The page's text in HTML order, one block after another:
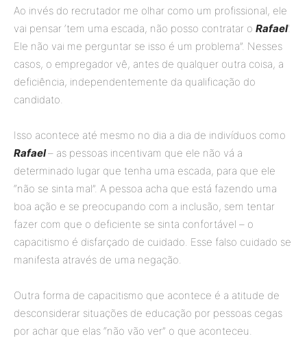
Ao invés do recrutador me olhar como um profissional, ele
vai pensar ‘tem uma escada, não posso contratar o Rafael’.
Ele não vai me perguntar se isso é um problema”. Nesses
casos, o empregador vê, antes de qualquer outra coisa, a
deficiência, independentemente da qualificação do
candidato.
Isso acontece até mesmo no dia a dia de indivíduos como
Rafael– as pessoas incentivam que ele não vá a
determinado lugar que tenha uma escada, para que ele
“não se sinta mal”. A pessoa acha que está fazendo uma
boa ação e se preocupando com a inclusão, sem tentar
fazer com que o deficiente se sinta confortável – o
capacitismo é disfarçado de cuidado. Esse falso cuidado se
manifesta através de uma negação.
Outra forma de capacitismo que acontece é a atitude de
desconsiderar situações de educação por pessoas cegas
por achar que elas “não vão ver” o que aconteceu.